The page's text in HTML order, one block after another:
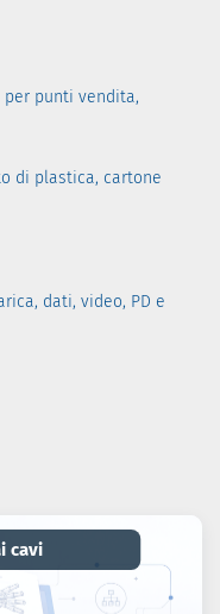
punti vendita,
di plastica, cartone
dati, video, PD e
cavi